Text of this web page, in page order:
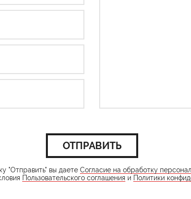
ОТПРАВИТЬ
"Отправить" вы даете Согласие на обработку
Пользовательского соглашения и Политики